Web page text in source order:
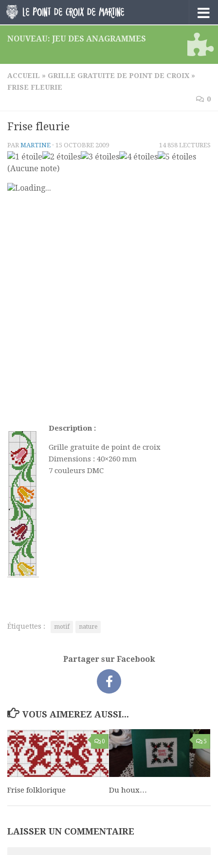
Skip to content
NOUVEAU: JEU DES ANAGRAMMES
ACCUEIL » GRILLE GRATUITE DE POINT DE CROIX »
FRISE FLEURIE
0
Frise fleurie
PAR MARTINE · 15 OCTOBRE 2009 14 858 LECTURES
(Aucune note)
Loading...
Description :
Grille gratuite de point de croix
Dimensions : 40×260 mm
7 couleurs DMC
Étiquettes : motif nature
Partager sur Facebook
VOUS AIMEREZ AUSSI...
0
Frise folklorique
5
Du houx…
LAISSER UN COMMENTAIRE